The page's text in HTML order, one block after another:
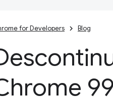
for Developers Blog
99